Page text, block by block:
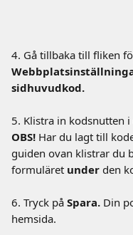
4. Gå tillbaka till fliken
sidhuvudkod.
5. Klistra in kodsnutten
OBS! Har du lagt till
guiden ovan klistrar du
formuläret under den
6. Tryck på Spara. Din
hemsida.